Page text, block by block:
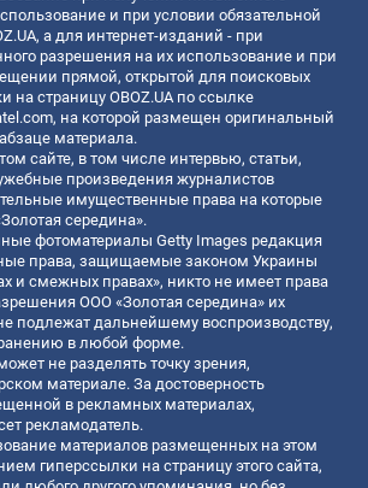
и при условии обязательной
а для интернет-изданий - при
разрешения на их использование и при
прямой, открытой для поисковых
на страницу OBOZ.UA по ссылке
, на которой размещен оригинальный
материала.
сайте, в том числе интервью, статьи,
произведения журналистов
имущественные права на которые
середина».
фотоматериалы Getty Images редакция
права, защищаемые законом Украины
и смежных правах», никто не имеет права
ООО «Золотая середина» их
подлежат дальнейшему воспроизводству,
в любой форме.
не разделять точку зрения,
материале. За достоверность
в рекламных материалах,
рекламодатель.
материалов размещенных на этом
гиперссылки на страницу этого сайта,